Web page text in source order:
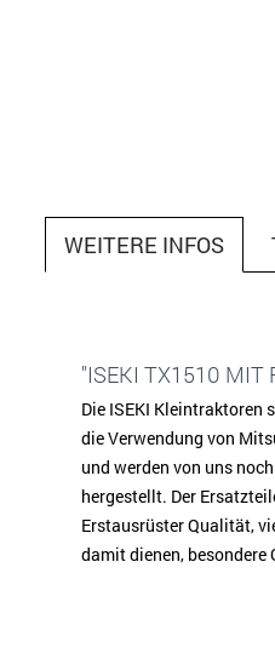
WEITERE INFOS
"ISEKI TX1510 MIT
Die ISEKI Kleintraktoren
die Verwendung von
und werden von uns
hergestellt. Der
Erstausrüster Qualität,
damit dienen, besondere